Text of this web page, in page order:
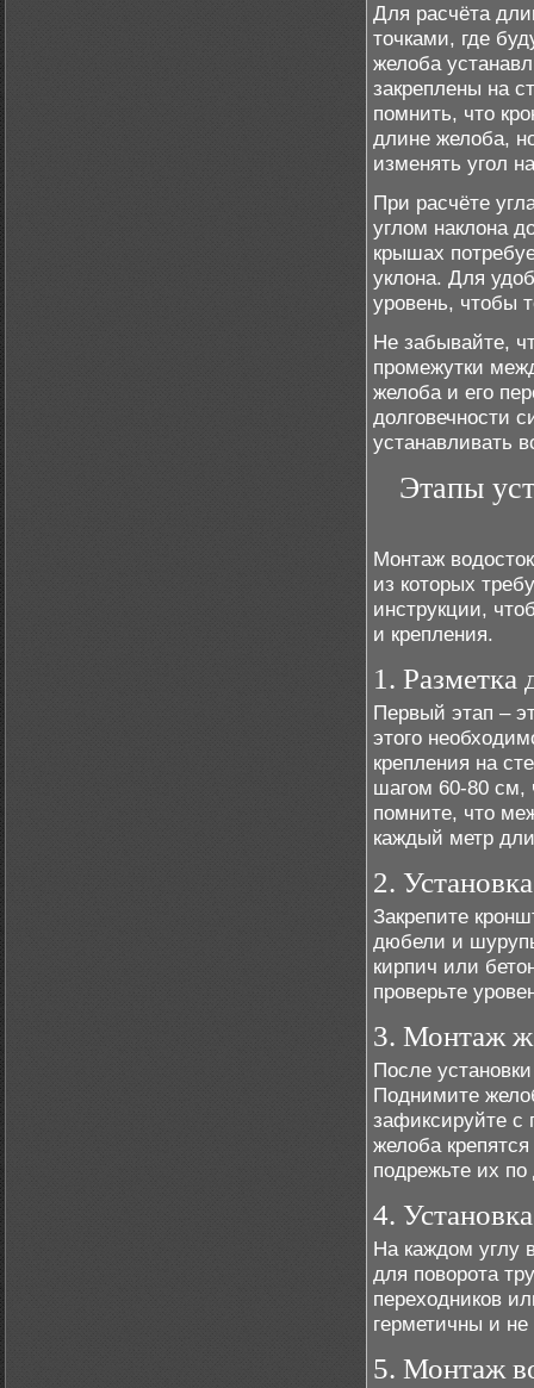
Для расчёта
точками, где
желоба
закреплены на
помнить, что
длине желоба,
изменять угол
При расчёте
углом наклона
крышах
уклона. Для
уровень, чтобы
Не забывайте,
промежутки
желоба и его
долговечности
устанавливать
Этапы
Монтаж
из которых
инструкции,
и крепления.
1. Разметка
Первый этап –
этого
крепления на
шагом 60-80 см,
помните, что
каждый метр
2.
Закрепите
дюбели и
кирпич или
проверьте
3. Монтаж
После
Поднимите
зафиксируйте
желоба
подрежьте их
4.
На каждом углу
для поворота
переходников
герметичны и
5. Монтаж